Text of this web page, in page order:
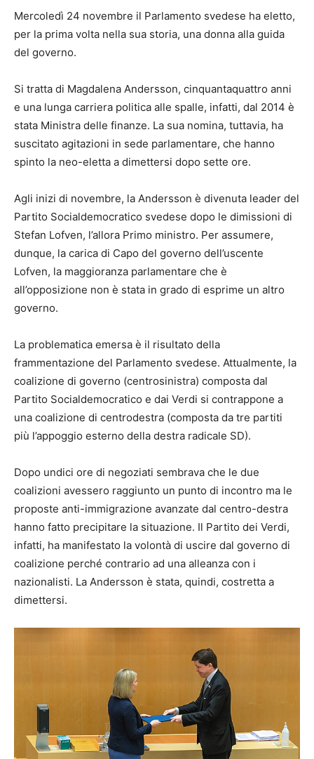
Mercoledì 24 novembre il Parlamento svedese ha eletto,
per la prima volta nella sua storia, una donna alla guida
del governo.
Si tratta di Magdalena Andersson, cinquantaquattro anni
e una lunga carriera politica alle spalle, infatti, dal 2014 è
stata Ministra delle finanze. La sua nomina, tuttavia, ha
suscitato agitazioni in sede parlamentare, che hanno
spinto la neo-eletta a dimettersi dopo sette ore.
Agli inizi di novembre, la Andersson è divenuta leader del
Partito Socialdemocratico svedese dopo le dimissioni di
Stefan Lofven, l’allora Primo ministro. Per assumere,
dunque, la carica di Capo del governo dell’uscente
Lofven, la maggioranza parlamentare che è
all’opposizione non è stata in grado di esprime un altro
governo.
La problematica emersa è il risultato della
frammentazione del Parlamento svedese. Attualmente, la
coalizione di governo (centrosinistra) composta dal
Partito Socialdemocratico e dai Verdi si contrappone a
una coalizione di centrodestra (composta da tre partiti
più l’appoggio esterno della destra radicale SD).
Dopo undici ore di negoziati sembrava che le due
coalizioni avessero raggiunto un punto di incontro ma le
proposte anti-immigrazione avanzate dal centro-destra
hanno fatto precipitare la situazione. Il Partito dei Verdi,
infatti, ha manifestato la volontà di uscire dal governo di
coalizione perché contrario ad una alleanza con i
nazionalisti. La Andersson è stata, quindi, costretta a
dimettersi.